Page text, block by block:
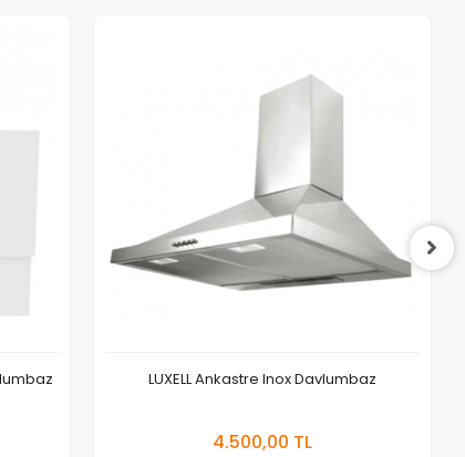
LUXELL Ankastre Inox Davlumbaz
4.500,00 TL